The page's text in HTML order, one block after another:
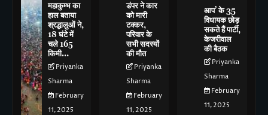
महाकुम्भ का
हाल बताया
श्रद्धालुओं ने,
18 घंटे में
चले 165
किमी…
Priyanka
Sharma
February
11, 2025
डंपर ने कार
को मारी
टक्कर,
परिवार के
सभी सदस्यों
की मौत
Priyanka
Sharma
February
11, 2025
आप’ के 35
विधायक छोड़
सकते हैं पार्टी,
केजरीवाल
की बैठक
Priyanka
Sharma
February
11, 2025